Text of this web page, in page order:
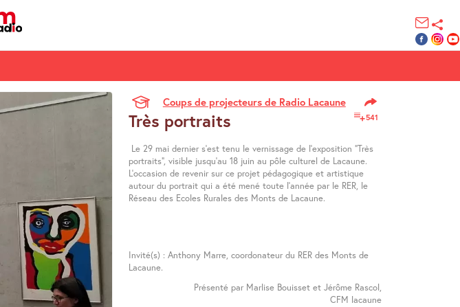
Coups de projecteurs de Radio Lacaune
541
Très portraits
Le 29 mai dernier s’est tenu le vernissage de l’exposition "Très
portraits", visible jusqu’au 18 juin au pôle culturel de Lacaune.
L’occasion de revenir sur ce projet pédagogique et artistique
autour du portrait qui a été mené toute l’année par le RER, le
Réseau des Ecoles Rurales des Monts de Lacaune.
Invité(s) : Anthony Marre, coordonateur du RER des Monts de
Lacaune.
Présenté par Marlise Bouisset et Jérôme Rascol,
CFM lacaune